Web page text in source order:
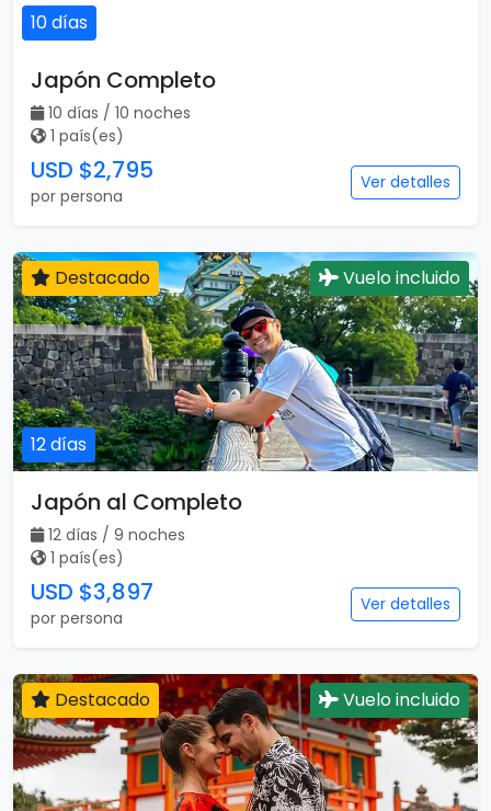
10 días
Japón Completo
10 días / 10 noches
1 país(es)
USD $2,795
por persona
Ver detalles
12 días
Destacado Vuelo incluido
Japón al Completo
12 días / 9 noches
1 país(es)
USD $3,897
por persona
Ver detalles
Destacado Vuelo incluido